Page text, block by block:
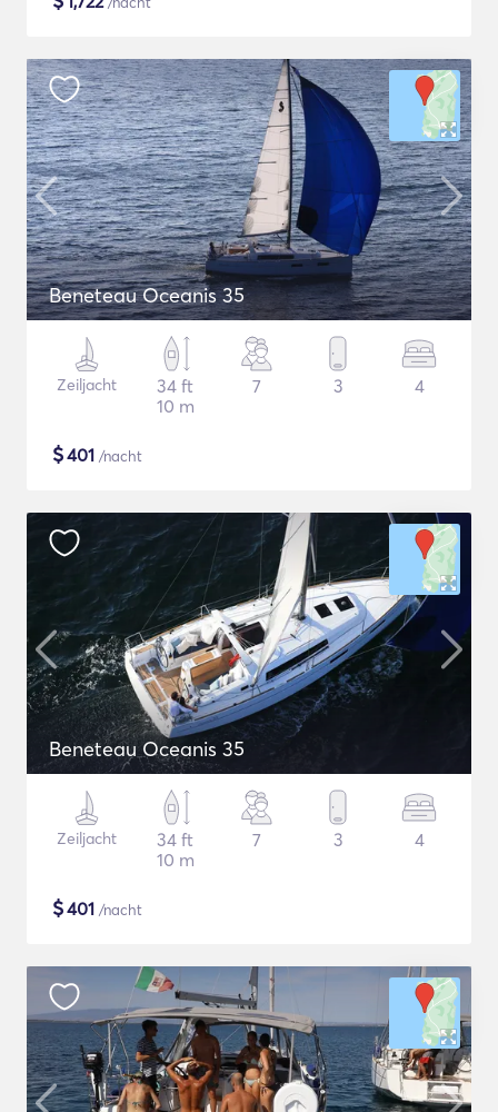
Beneteau Oceanis 35
Zeiljacht
34 ft
10 m
7 3 4
$401 /nacht
Beneteau Oceanis 35
Zeiljacht
34 ft
10 m
7 3 4
$401 /nacht